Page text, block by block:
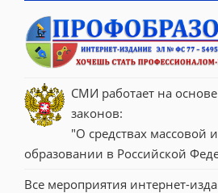
СМИ работает на
законов:
"О средствах
образовании в Российской
Все мероприятия интернет-